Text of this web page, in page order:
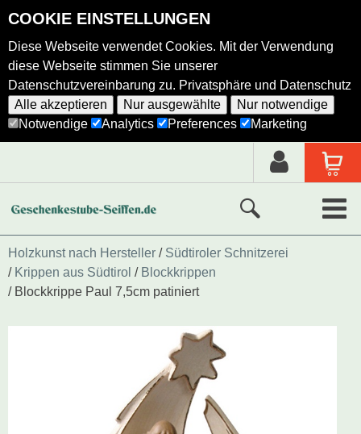
COOKIE EINSTELLUNGEN
Diese Webseite verwendet Cookies. Mit der Verwendung
diese Webseite stimmen Sie unserer
Datenschutzvereinbarung zu. Privatsphäre und Datenschutz
Alle akzeptieren
Nur ausgewählte
Nur notwendige
Notwendige
Analytics Preferences Marketing
Neue Produkte
Ausgewählte Produkte
Alle Produkte
Holzkunst nach Hersteller
Südtiroler Schnitzerei
Krippen aus Südtirol
Blockkrippen
Blockkrippe Paul 7,5cm patiniert